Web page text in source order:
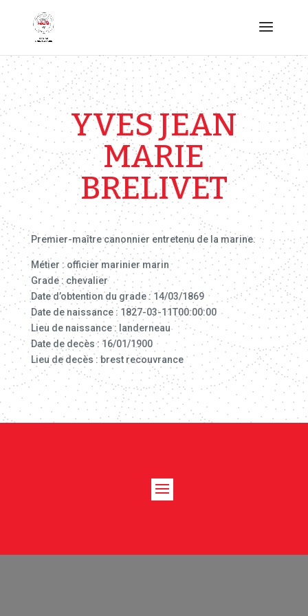
YVES JEAN
MARIE
BRELIVET
Premier-maître canonnier entretenu de la marine.
Métier : officier marinier marin
Grade : chevalier
Date d’obtention du grade : 14/03/1869
Date de naissance : 1827-03-11T00:00:00
Lieu de naissance : landerneau
Date de decès : 16/01/1900
Lieu de decès : brest recouvrance